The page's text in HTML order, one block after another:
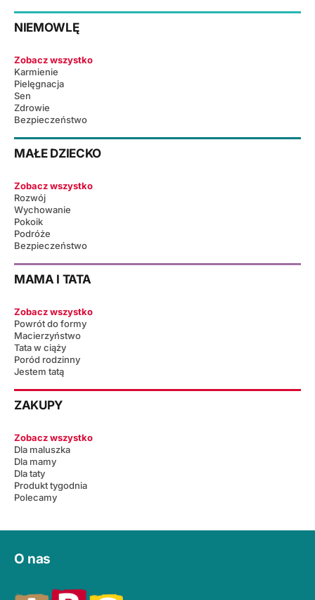
NIEMOWLĘ
Zobacz wszystko
Karmienie
Pielęgnacja
Sen
Zdrowie
Bezpieczeństwo
MAŁE DZIECKO
Zobacz wszystko
Rozwój
Wychowanie
Pokoik
Podróże
Bezpieczeństwo
MAMA I TATA
Zobacz wszystko
Powrót do formy
Macierzyństwo
Tata w ciąży
Poród rodzinny
Jestem tatą
ZAKUPY
Zobacz wszystko
Dla maluszka
Dla mamy
Dla taty
Produkt tygodnia
Polecamy
O nas